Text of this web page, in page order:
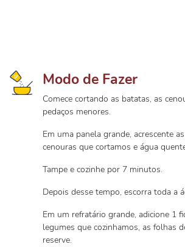
Modo de Fazer
Comece cortando as batatas, as
pedaços menores.
Em uma panela grande, acrescente
cenouras que cortamos e água
Tampe e cozinhe por 7 minutos.
Depois desse tempo, escorra toda a
Em um refratário grande, adicione 1
legumes que cozinhamos, as folhas
reserve.